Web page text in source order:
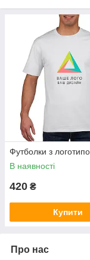
Футболки з
В наявності
420 ₴
Купити
Про нас